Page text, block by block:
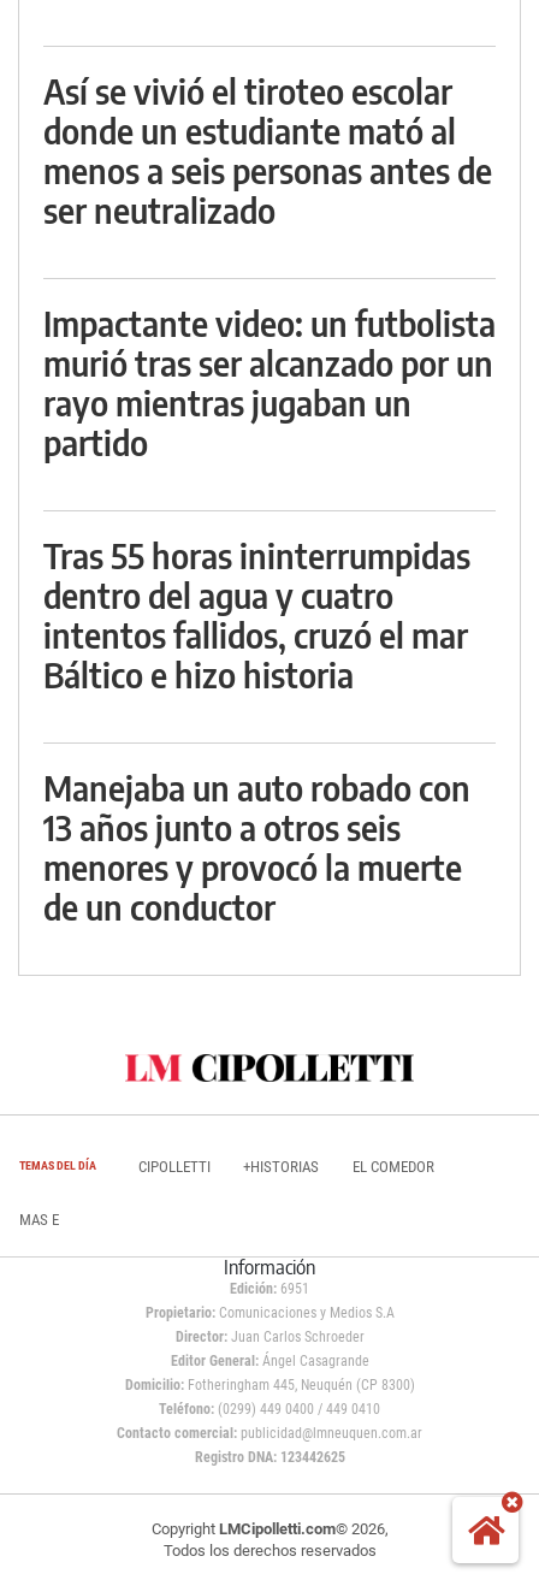
Así se vivió el tiroteo escolar
donde un estudiante mató al
menos a seis personas antes de
ser neutralizado
Impactante video: un futbolista
murió tras ser alcanzado por un
rayo mientras jugaban un
partido
Tras 55 horas ininterrumpidas
dentro del agua y cuatro
intentos fallidos, cruzó el mar
Báltico e hizo historia
Manejaba un auto robado con
13 años junto a otros seis
menores y provocó la muerte
de un conductor
TEMAS DEL DÍA CIPOLLETTI +HISTORIAS EL COMEDOR
MAS E
Información
Edición: 6951
Propietario:Comunicaciones y Medios S.A
Director: Juan Carlos Schroeder
Editor General:Ángel Casagrande
Domicilio:Fotheringham 445, Neuquén (CP 8300)
Teléfono: (0299) 449 0400 / 449 0410
Contacto comercial: publicidad@lmneuquen.com.ar
Registro DNA: 123442625
Copyright LMCipolletti.com© 2026,
Todos los derechos reservados